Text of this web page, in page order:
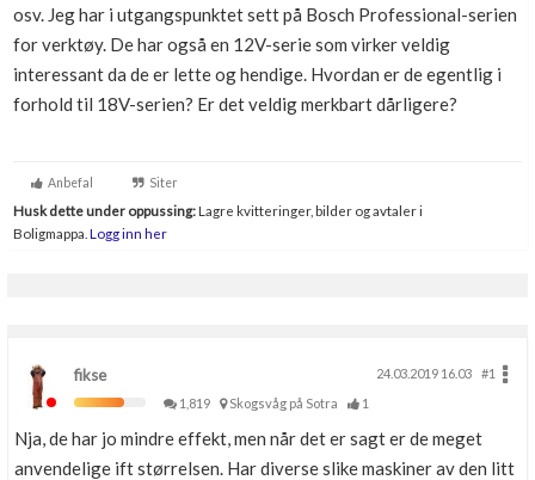
osv. Jeg har i utgangspunktet sett på Bosch Professional-serien
for verktøy. De har også en 12V-serie som virker veldig
interessant da de er lette og hendige. Hvordan er de egentlig i
forhold til 18V-serien? Er det veldig merkbart dårligere?
Anbefal Siter
Husk dette under oppussing:Lagre kvitteringer, bilder og avtaler i
Boligmappa. Logg inn her
fikse 24.03.2019 16.03
#1
1,819
Skogsvåg på Sotra 1
Nja, de har jo mindre effekt, men når det er sagt er de meget
anvendelige ift størrelsen. Har diverse slike maskiner av den litt